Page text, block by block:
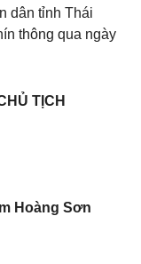
dân tỉnh Thái
thông qua ngày
TỊCH
Hoàng Sơn